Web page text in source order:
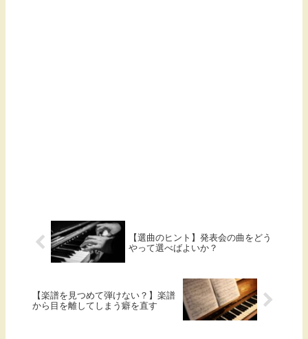
【選曲のヒント】発表会の曲をどう
やって選べばよいか？
【楽譜を見つめて弾けない？】楽譜
から目を離してしまう癖を直す